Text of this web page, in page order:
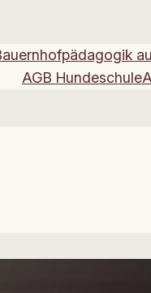
AGB Hundeschule